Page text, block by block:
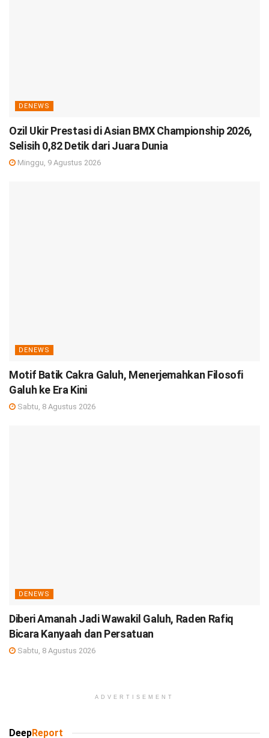
DENEWS
Ozil Ukir Prestasi di Asian BMX Championship 2026,
Selisih 0,82 Detik dari Juara Dunia
Minggu, 9 Agustus 2026
DENEWS
Motif Batik Cakra Galuh, Menerjemahkan Filosofi
Galuh ke Era Kini
Sabtu, 8 Agustus 2026
DENEWS
Diberi Amanah Jadi Wawakil Galuh, Raden Rafiq
Bicara Kanyaah dan Persatuan
Sabtu, 8 Agustus 2026
ADVERTISEMENT
DeepReport